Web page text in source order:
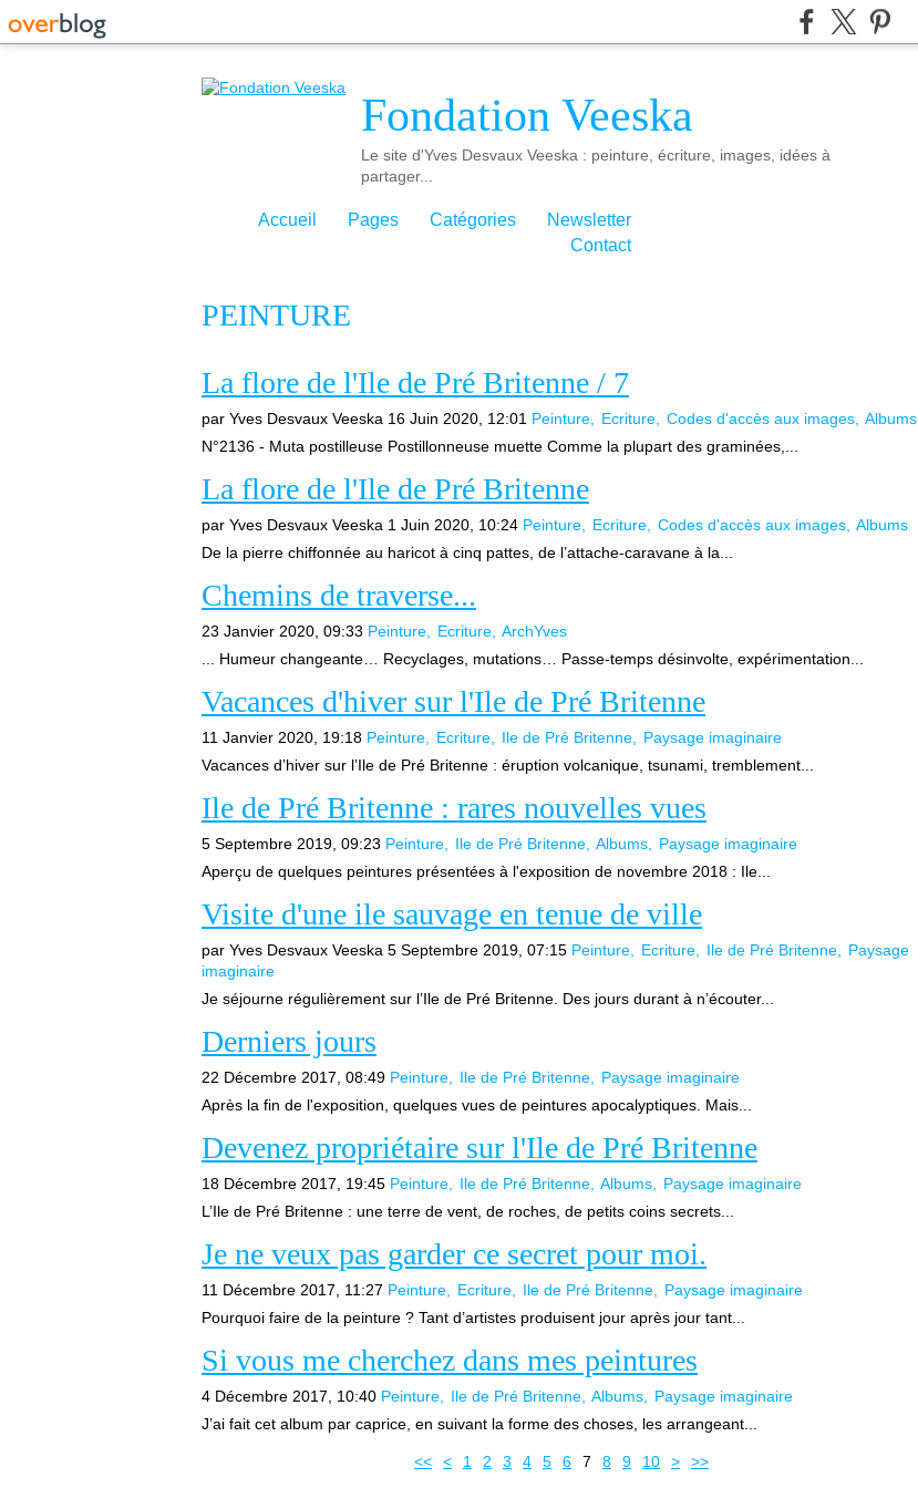
Fondation Veeska
Le site d'Yves Desvaux Veeska : peinture, écriture, images, idées à
partager...
Accueil Pages Catégories
Newsletter
Contact
PEINTURE
La flore de l'Ile de Pré Britenne / 7
par Yves Desvaux Veeska 16 Juin 2020, 12:01 Peinture Ecriture Codes d'accès aux images Albums
N°2136 - Muta postilleuse Postillonneuse muette Comme la plupart des graminées,...
La flore de l'Ile de Pré Britenne
par Yves Desvaux Veeska 1 Juin 2020, 10:24 Peinture Ecriture Codes d'accès aux images Albums
De la pierre chiffonnée au haricot à cinq pattes, de l’attache-caravane à la...
Chemins de traverse...
23 Janvier 2020, 09:33 Peinture Ecriture ArchYves
... Humeur changeante… Recyclages, mutations… Passe-temps désinvolte, expérimentation...
Vacances d'hiver sur l'Ile de Pré Britenne
11 Janvier 2020, 19:18 Peinture Ecriture Ile de Pré Britenne
Paysage imaginaire
Vacances d’hiver sur l’Ile de Pré Britenne : éruption volcanique, tsunami, tremblement...
Ile de Pré Britenne : rares nouvelles vues
5 Septembre 2019, 09:23 Peinture Ile de Pré Britenne Albums
Paysage imaginaire
Aperçu de quelques peintures présentées à l'exposition de novembre 2018 : Ile...
Visite d'une ile sauvage en tenue de ville
par Yves Desvaux Veeska 5 Septembre 2019, 07:15 Peinture Ecriture Ile de Pré Britenne
Paysage
imaginaire
Je séjourne régulièrement sur l’Ile de Pré Britenne. Des jours durant à n’écouter...
Derniers jours
22 Décembre 2017, 08:49 Peinture Ile de Pré Britenne
Paysage imaginaire
Après la fin de l'exposition, quelques vues de peintures apocalyptiques. Mais...
Devenez propriétaire sur l'Ile de Pré Britenne
18 Décembre 2017, 19:45 Peinture Ile de Pré Britenne Albums
Paysage imaginaire
L’Ile de Pré Britenne : une terre de vent, de roches, de petits coins secrets...
Je ne veux pas garder ce secret pour moi.
11 Décembre 2017, 11:27 Peinture Ecriture Ile de Pré Britenne
Paysage imaginaire
Pourquoi faire de la peinture ? Tant d’artistes produisent jour après jour tant...
Si vous me cherchez dans mes peintures
4 Décembre 2017, 10:40 Peinture Ile de Pré Britenne Albums
Paysage imaginaire
J’ai fait cet album par caprice, en suivant la forme des choses, les arrangeant...
<< < 1 2 3 4 5 6 7 8 9 10 > >>